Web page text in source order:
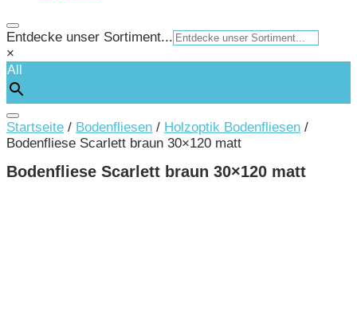
Entdecke unser Sortiment...
×
All
Startseite / Bodenfliesen / Holzoptik Bodenfliesen /
Bodenfliese Scarlett braun 30×120 matt
Bodenfliese Scarlett braun 30×120 matt